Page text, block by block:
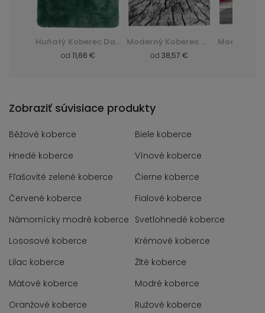
Moderný Koberec Q710A Luxury Pp Esm - biela, biały
od 38,57 €
Moderný Koberec F844B Cheap Pp Crm - šedá, szary
od8,57 €
Zobraziť súvisiace produkty
Béžové koberce
Biele koberce
Hnedé koberce
Vínové koberce
Fľašovité zelené koberce
Čierne koberce
Červené koberce
Fialové koberce
Námornícky modré koberce Svetlohnedé koberce
Lososové koberce
Krémové koberce
Lilac koberce
Žlté koberce
Mätové koberce
Modré koberce
Oranžové koberce
Ružové koberce